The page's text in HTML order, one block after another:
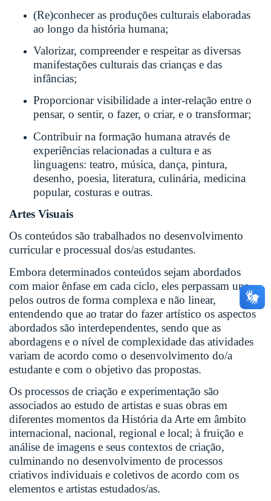
(Re)conhecer as produções culturais elaboradas
ao longo da história humana;
Valorizar, compreender e respeitar as diversas
manifestações culturais das crianças e das
infâncias;
Proporcionar visibilidade a inter-relação entre o
pensar, o sentir, o fazer, o criar, e o transformar;
Contribuir na formação humana através de
experiências relacionadas a cultura e as
linguagens: teatro, música, dança, pintura,
desenho, poesia, literatura, culinária, medicina
popular, costuras e outras.
Artes Visuais
Os conteúdos são trabalhados no desenvolvimento
curricular e processual dos/as estudantes.
Embora determinados conteúdos sejam abordados
com maior ênfase em cada ciclo, eles perpassam uns
pelos outros de forma complexa e não linear,
entendendo que ao tratar do fazer artístico os aspectos
abordados são interdependentes, sendo que as
abordagens e o nível de complexidade das atividades
variam de acordo como o desenvolvimento do/a
estudante e com o objetivo das propostas.
Os processos de criação e experimentação são
associados ao estudo de artistas e suas obras em
diferentes momentos da História da Arte em âmbito
internacional, nacional, regional e local; à fruição e
análise de imagens e seus contextos de criação,
culminando no desenvolvimento de processos
criativos individuais e coletivos de acordo com os
elementos e artistas estudados/as.